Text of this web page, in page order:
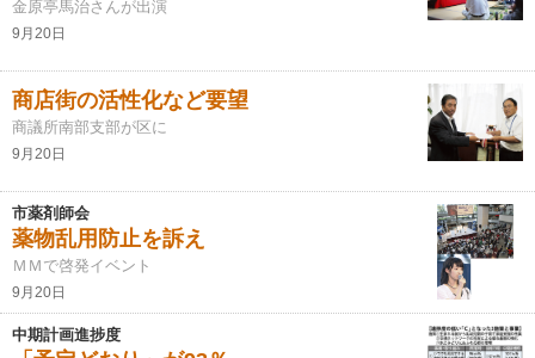
金原亭馬治さんが出演
9月20日
商店街の活性化など要望
商議所南部支部が区に
9月20日
市薬剤師会
薬物乱用防止を訴え
ＭＭで啓発イベント
9月20日
中期計画進捗度